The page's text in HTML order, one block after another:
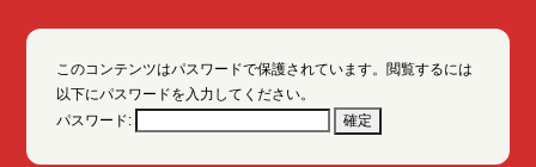
このコンテンツはパスワードで保護されています。閲覧するには
以下にパスワードを入力してください。
パスワード: